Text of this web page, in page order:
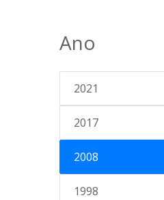
Ano
2021
2017
2008
1998